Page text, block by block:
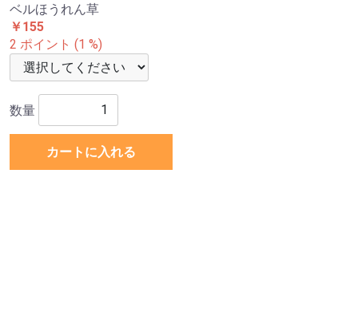
ベルほうれん草
￥155
2 ポイント (1 %)
数量
カートに入れる